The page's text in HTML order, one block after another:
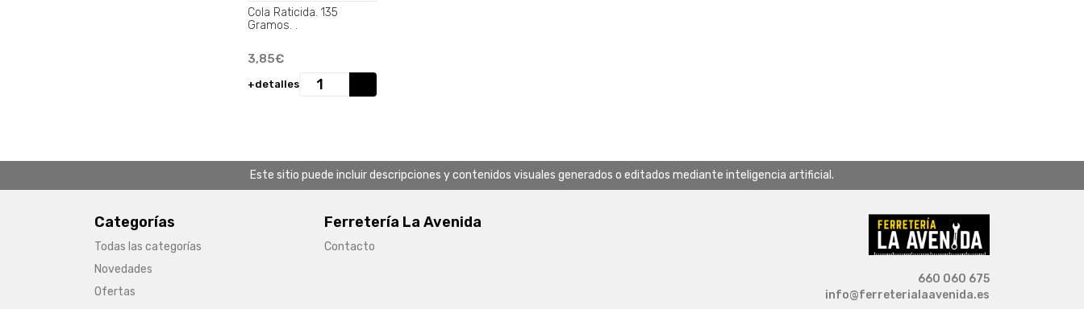
Cola Raticida. 135
Gramos. .
3,85€
+detalles
Este sitio puede incluir descripciones y contenidos visuales generados o editados mediante inteligencia artificial.
Categorías
Todas las categorías
Novedades
Ofertas
Ferretería La Avenida
Contacto
660 060 675
info@ferreterialaavenida.es